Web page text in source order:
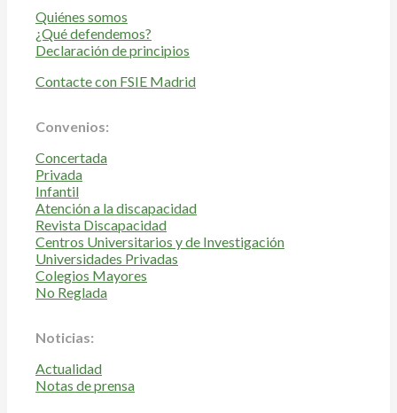
Quiénes somos
¿Qué defendemos?
Declaración de principios
Contacte con FSIE Madrid
Convenios:
Concertada
Privada
Infantil
Atención a la discapacidad
Revista Discapacidad
Centros Universitarios y de Investigación
Universidades Privadas
Colegios Mayores
No Reglada
Noticias:
Actualidad
Notas de prensa